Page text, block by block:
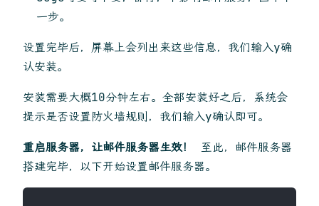
一步。
设置完毕后，屏幕上会列出来这些信息，我们输入y确
认安装。
安装需要大概10分钟左右。全部安装好之后，系统会
提示是否设置防火墙规则，我们输入y确认即可。
重启服务器，让邮件服务器生效！
至此，邮件服务器
搭建完毕，以下开始设置邮件服务器。